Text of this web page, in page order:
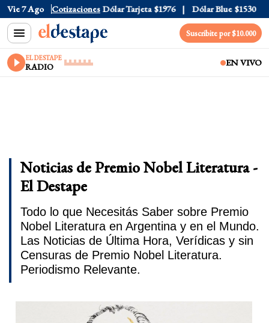
Vie 7 Ago Cotizaciones
Dólar Oficial $1520 Dólar Tarjeta $1976 Dólar Blue $1530
Suscribite por $10.000
EL DESTAPE
RADIO EN VIVO
Noticias de Premio Nobel Literatura -
El Destape
Todo lo que Necesitás Saber sobre Premio
Nobel Literatura en Argentina y en el Mundo.
Las Noticias de Última Hora, Verídicas y sin
Censuras de Premio Nobel Literatura.
Periodismo Relevante.